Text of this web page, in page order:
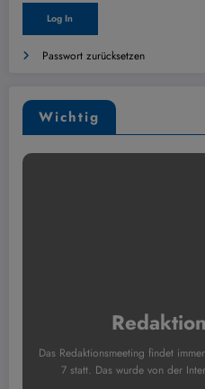
Passwort zurücksetzen
Wichtig
Das Redaktionsmeeting findet
7 statt. Das wurde von der